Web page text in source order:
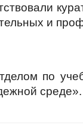
и
по
среде».